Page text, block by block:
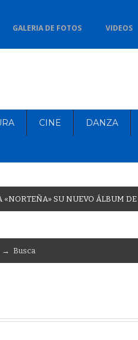
GALERIA DE FOTOS VIDEOS
CINE DANZA
«NORTEÑA» SU NUEVO ÁLBUM DE
→ Busca